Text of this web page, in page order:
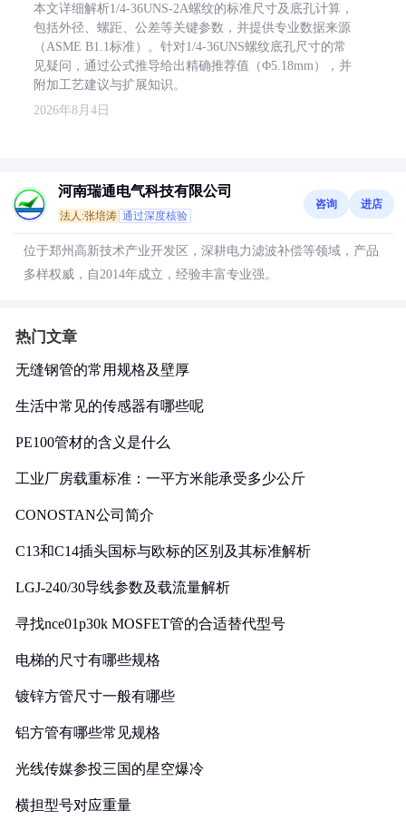
本文详细解析1/4-36UNS-2A螺纹的标准尺寸及底孔计算，
包括外径、螺距、公差等关键参数，并提供专业数据来源
（ASME B1.1标准）。针对1/4-36UNS螺纹底孔尺寸的常
见疑问，通过公式推导给出精确推荐值（Φ5.18mm），并
附加工艺建议与扩展知识。
2026年8月4日
河南瑞通电气科技有限公司
法人:张培涛 通过深度核验
咨询 进店
位于郑州高新技术产业开发区，深耕电力滤波补偿等领域，产品
多样权威，自2014年成立，经验丰富专业强。
热门文章
无缝钢管的常用规格及壁厚
生活中常见的传感器有哪些呢
PE100管材的含义是什么
工业厂房载重标准：一平方米能承受多少公斤
CONOSTAN公司简介
C13和C14插头国标与欧标的区别及其标准解析
LGJ-240/30导线参数及载流量解析
寻找nce01p30k MOSFET管的合适替代型号
电梯的尺寸有哪些规格
镀锌方管尺寸一般有哪些
铝方管有哪些常见规格
光线传媒参投三国的星空爆冷
横担型号对应重量